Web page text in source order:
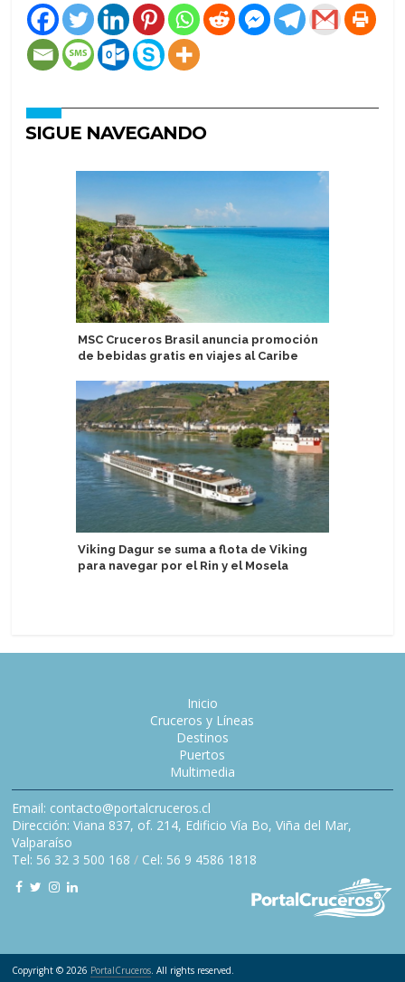
SIGUE NAVEGANDO
MSC Cruceros Brasil anuncia promoción
de bebidas gratis en viajes al Caribe
Viking Dagur se suma a flota de Viking
para navegar por el Rin y el Mosela
Inicio
Cruceros y Líneas
Destinos
Puertos
Multimedia
Email: contacto@portalcruceros.cl
Dirección: Viana 837, of. 214, Edificio Vía Bo, Viña del Mar,
Valparaíso
Tel: 56 32 3 500 168 / Cel: 56 9 4586 1818
Copyright © 2026 PortalCruceros. All rights reserved.